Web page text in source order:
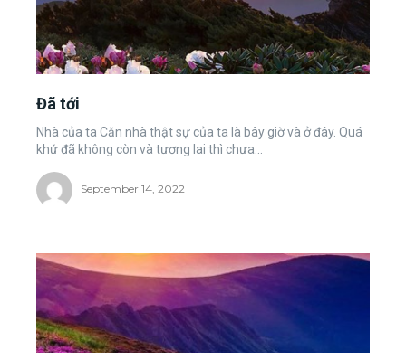
Đã tới
Nhà của ta Căn nhà thật sự của ta là bây giờ và ở đây. Quá
khứ đã không còn và tương lai thì chưa...
September 14, 2022